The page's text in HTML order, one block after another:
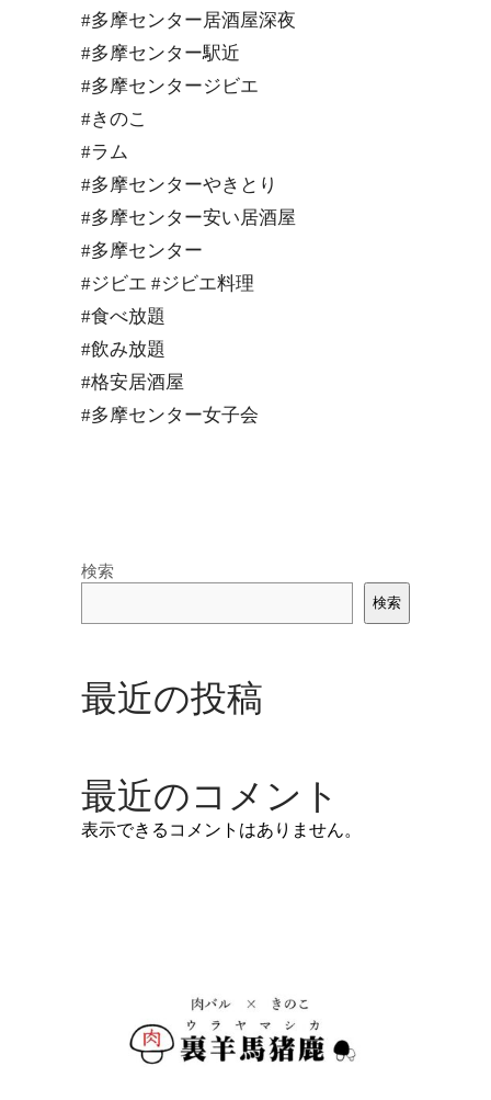
#多摩センター居酒屋深夜
#多摩センター駅近
#多摩センタージビエ
#きのこ
#ラム
#多摩センターやきとり
#多摩センター安い居酒屋
#多摩センター
#ジビエ #ジビエ料理
#食べ放題
#飲み放題
#格安居酒屋
#多摩センター女子会
検索
検索
最近の投稿
最近のコメント
表示できるコメントはありません。